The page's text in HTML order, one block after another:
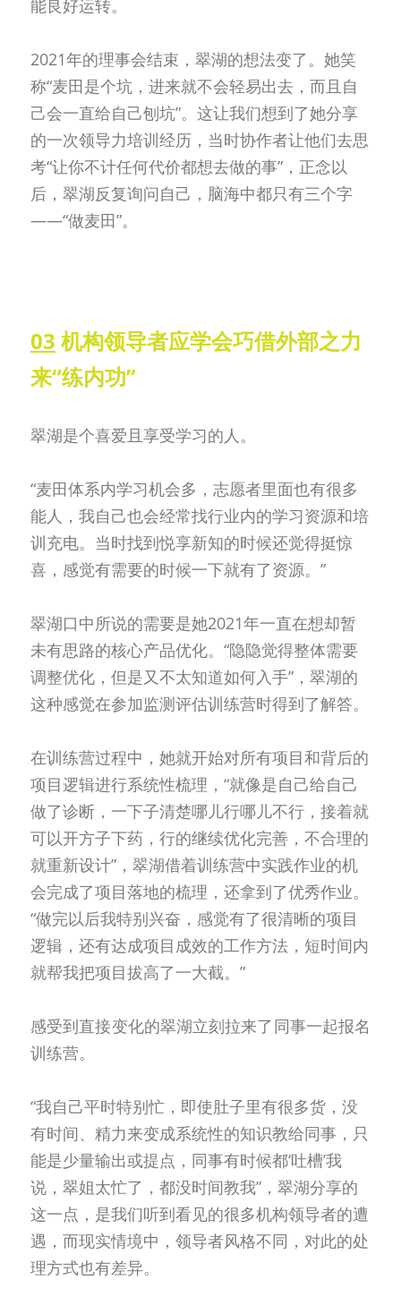
能良好运转。
2021年的理事会结束，翠湖的想法变了。她笑
称“麦田是个坑，进来就不会轻易出去，而且自
己会一直给自己刨坑”。这让我们想到了她分享
的一次领导力培训经历，当时协作者让他们去思
考“让你不计任何代价都想去做的事”，正念以
后，翠湖反复询问自己，脑海中都只有三个字
——“做麦田”。
03 机构领导者应学会巧借外部之力
来“练内功”
翠湖是个喜爱且享受学习的人。
“麦田体系内学习机会多，志愿者里面也有很多
能人，我自己也会经常找行业内的学习资源和培
训充电。当时找到悦享新知的时候还觉得挺惊
喜，感觉有需要的时候一下就有了资源。”
翠湖口中所说的需要是她2021年一直在想却暂
未有思路的核心产品优化。“隐隐觉得整体需要
调整优化，但是又不太知道如何入手”，翠湖的
这种感觉在参加监测评估训练营时得到了解答。
在训练营过程中，她就开始对所有项目和背后的
项目逻辑进行系统性梳理，“就像是自己给自己
做了诊断，一下子清楚哪儿行哪儿不行，接着就
可以开方子下药，行的继续优化完善，不合理的
就重新设计”，翠湖借着训练营中实践作业的机
会完成了项目落地的梳理，还拿到了优秀作业。
“做完以后我特别兴奋，感觉有了很清晰的项目
逻辑，还有达成项目成效的工作方法，短时间内
就帮我把项目拔高了一大截。”
感受到直接变化的翠湖立刻拉来了同事一起报名
训练营。
“我自己平时特别忙，即使肚子里有很多货，没
有时间、精力来变成系统性的知识教给同事，只
能是少量输出或提点，同事有时候都‘吐槽’我
说，翠姐太忙了，都没时间教我”，翠湖分享的
这一点，是我们听到看见的很多机构领导者的遭
遇，而现实情境中，领导者风格不同，对此的处
理方式也有差异。